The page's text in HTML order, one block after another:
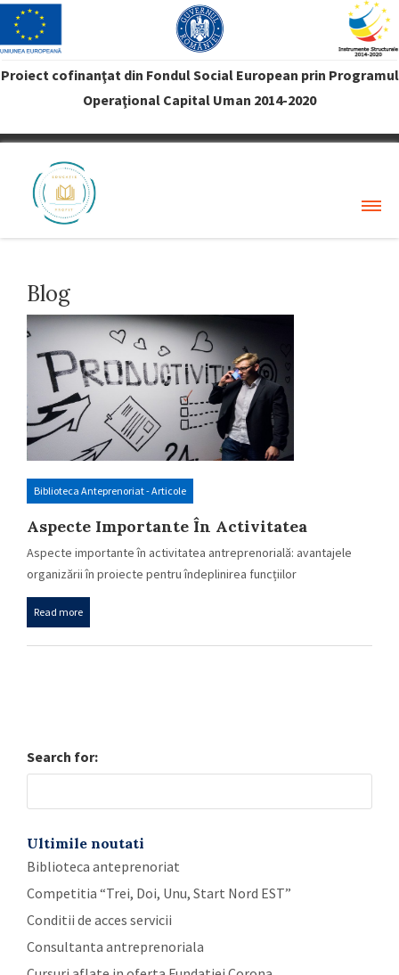
Proiect cofinanţat din Fondul Social European prin Programul
Operaţional Capital Uman 2014-2020
VREAU PROFIT
Blog
Biblioteca Anteprenoriat - Articole
Aspecte Importante În Activitatea
Antreprenorială: Avantajele Organizării
În Proiecte Pentru Îndeplinirea
Funcțiilor Managementului
Aspecte importante în activitatea antreprenorială: avantajele
organizării în proiecte pentru îndeplinirea funcțiilor
managementului Autor: dr….
Read more
Search for:
Ultimile noutati
Biblioteca anteprenoriat
Competitia “Trei, Doi, Unu, Start Nord EST”
Conditii de acces servicii
Consultanta antreprenoriala